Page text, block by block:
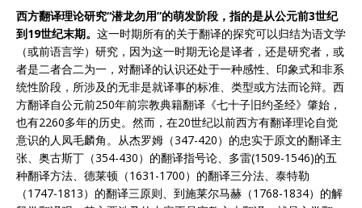
西方翻译理论研究“潜龙勿用”的萌发阶段，指的是从公元前3世纪
到19世纪末期。 这一时期所有的关于翻译的探究可以归结为语文学
（或前语言学）研究，因为这一时期无论是译者，还是研究者，或
者是二者合二为一，对翻译的认识还处于一种感性、印象式和非系
统性阶段，所涉及的无非是就译事的标准、类型或方法而论辩。西
方翻译自公元前250年前宗教典籍翻译《七十子旧约圣经》肇始，
也有2260多年的历史。然而，在20世纪以前西方有翻译理论自觉
意识的人凤毛麟角。从杰罗姆（347-420）的忠实于原文的翻译主
张、奥古斯丁（354-430）的翻译指号论、多雷(1509-1546)的五
种翻译方法、德莱顿（1631-1700）的翻译三分法、泰特勒
（1747-1813）的翻译三原则、到施莱尔马赫（1768-1834）的解